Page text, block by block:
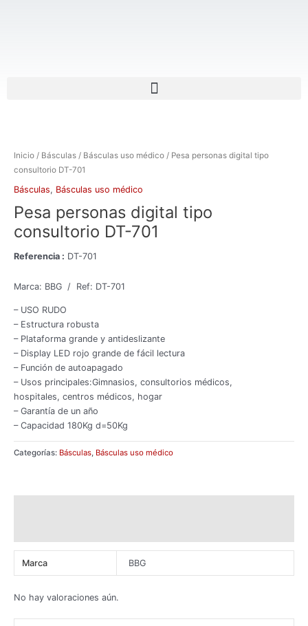
Menu
Inicio / Básculas / Básculas uso médico / Pesa personas digital tipo
consultorio DT-701
Básculas, Básculas uso médico
Pesa personas digital tipo
consultorio DT-701
Referencia : DT-701
Marca: BBG / Ref: DT-701
– USO RUDO
– Estructura robusta
– Plataforma grande y antideslizante
– Display LED rojo grande de fácil lectura
– Función de autoapagado
– Usos principales:Gimnasios, consultorios médicos,
hospitales, centros médicos, hogar
– Garantía de un año
– Capacidad 180Kg d=50Kg
Categorías: Básculas, Básculas uso médico
Marca BBG
No hay valoraciones aún.